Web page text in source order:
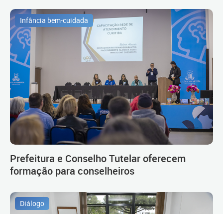
Infância bem-cuidada
Prefeitura e Conselho Tutelar oferecem
formação para conselheiros
Diálogo